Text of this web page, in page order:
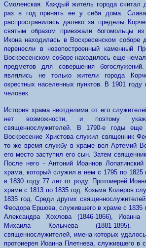
Смоленская. Каждый житель города считал
раз в год принять ее у себя дома. Слава
распространилась далеко за пределы
святым образом приезжали богомольцы
Икона находилась в Воскресенском соборе
перенесли в новопостроенный каменный
Воскресенском соборе находилось еще
предметов для совершения
являлись не только жители города
окрестных населенных пунктов. В 1901 году
человек.
История храма неотделима от его
нет возможности, и поэтому
священнослужителей. В 1790-е годы еще
Воскресение Христова служил священник
то же время службу в храме вел Артемий
его место заступил его сын. Затем
После него - Антоний Иоаннов Лопатинский
храма, который служил в нем с 1795 пo 1825
в 1830 году 77 лет от роду. Протоиерей
храме с 1813 по 1835 год. Козьма Колеров
1835 год. Среди других
Феодора Ершова, служившего в храме с 1835
Александра Хохлова (1846-1866), Иоанна
Михаила Колычева (1881-1895).
священнослужителей, имена которых
протоиерея Иоанна Плетнева, служившего в